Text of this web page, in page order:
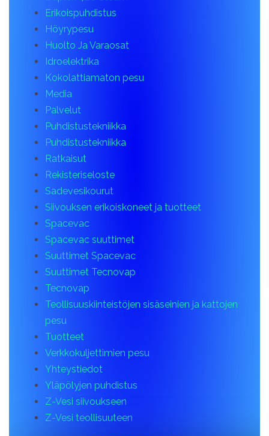
Erikoispuhdistus
Höyrypesu
Huolto Ja Varaosat
Idroelektrika
Kokolattiamaton pesu
Media
Palvelut
Puhdistustekniikka
Puhdistustekniikka
Ratkaisut
Rekisteriseloste
Sadevesikourut
Siivouksen erikoiskoneet ja tuotteet
Spacevac
Spacevac suuttimet
Suuttimet Spacevac
Suuttimet Tecnovap
Tecnovap
Teollisuuskiinteistöjen sisäseinien ja kattojen
pesu
Tuotteet
Verkkokuljettimien pesu
Yhteystiedot
Yläpölyjen puhdistus
Z-Vesi siivoukseen
Z-Vesi teollisuuteen